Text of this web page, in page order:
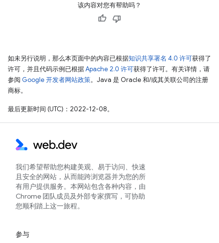
该内容对您有帮助吗？
如未另行说明，那么本页面中的内容已根据知识共享署名 4.0 许可获得了
许可，并且代码示例已根据Apache 2.0 许可获得了许可。有关详情，请
参阅 Google 开发者网站政策。Java 是 Oracle 和/或其关联公司的注册
商标。
最后更新时间 (UTC)：2022-12-08。
我们希望帮助您构建美观、易于访问、快速
且安全的网站，从而能跨浏览器并为您的所
有用户提供服务。本网站包含各种内容，由
Chrome 团队成员及外部专家撰写，可协助
您顺利踏上这一旅程。
参与